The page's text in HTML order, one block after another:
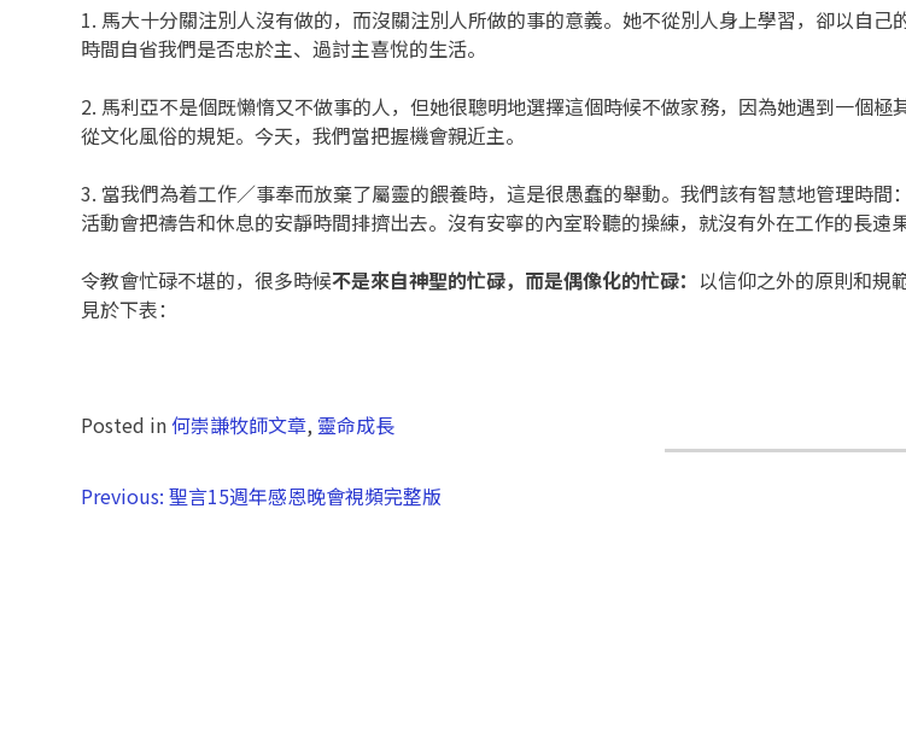
1. 馬大十分關注別人沒有做的，而沒關注別人所做的事的意義。她不從別人身上學習，卻以自
時間自省我們是否忠於主、過討主喜悅的生活。
2. 馬利亞不是個既懶惰又不做事的人，但她很聰明地選擇這個時候不做家務，因為她遇到一個
從文化風俗的規矩。今天，我們當把握機會親近主。
3. 當我們為着工作／事奉而放棄了屬靈的餵養時，這是很愚蠢的舉動。我們該有智慧地管理時
活動會把禱告和休息的安靜時間排擠出去。沒有安寧的內室聆聽的操練，就沒有外在工作的長遠果
令教會忙碌不堪的，很多時候不是來自神聖的忙碌，而是偶像化的忙碌： 以信仰之外的原則和規
見於下表：
Posted in 何崇謙牧師文章, 靈命成長
Previous: 聖言15週年感恩晚會視頻完整版